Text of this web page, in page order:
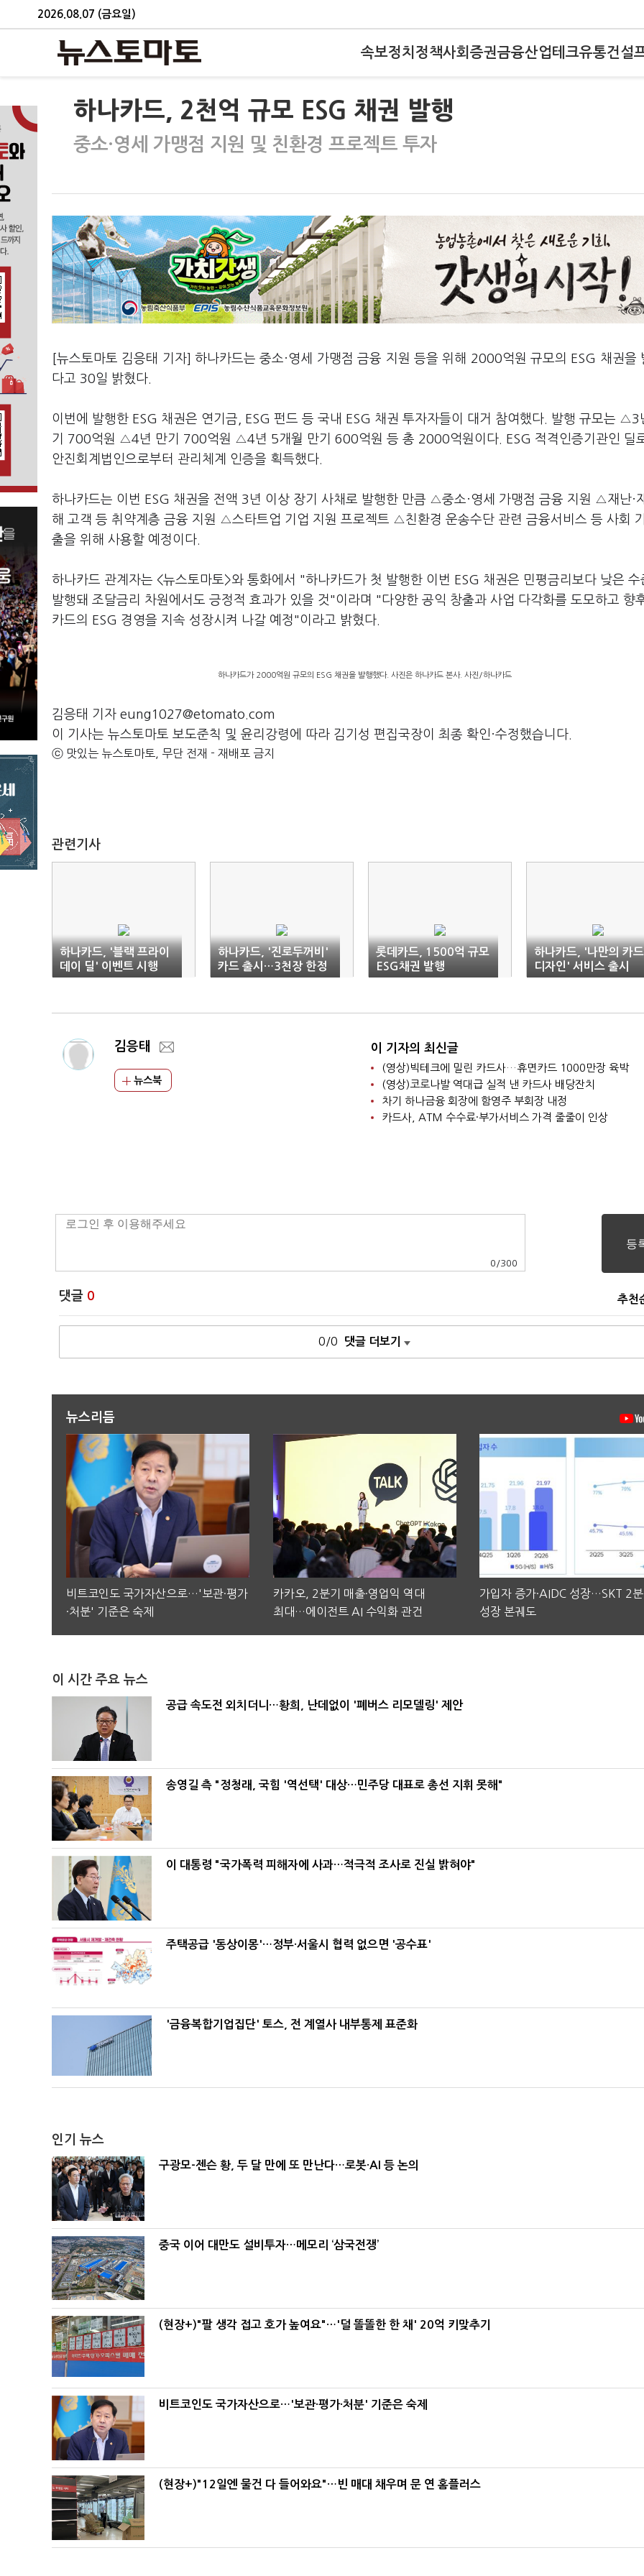
2026.08.07 (금요일)
속보정치 정책사회 증권금융산업테크유통건설
하나카드, 2천억 규모 ESG 채권 발행
중소·영세 가맹점 지원 및 친환경 프로젝트 투자
[뉴스토마토 김응태 기자] 하나카드는 중소·영세 가맹점 금융 지원 등을 위해 2000억원 규모의 ESG 채권을
다고 30일 밝혔다.
이번에 발행한 ESG 채권은 연기금, ESG 펀드 등 국내 ESG 채권 투자자들이 대거 참여했다. 발행 규모는 △3
기 700억원 △4년 만기 700억원 △4년 5개월 만기 600억원 등 총 2000억원이다. ESG 적격인증기관인 딜
안진회계법인으로부터 관리체계 인증을 획득했다.
하나카드는 이번 ESG 채권을 전액 3년 이상 장기 사채로 발행한 만큼 △중소·영세 가맹점 금융 지원 △재난·
해 고객 등 취약계층 금융 지원 △스타트업 기업 지원 프로젝트 △친환경 운송수단 관련 금융서비스 등 사회
출을 위해 사용할 예정이다.
하나카드 관계자는 <뉴스토마토>와 통화에서 "하나카드가 첫 발행한 이번 ESG 채권은 민평금리보다 낮은 수
발행돼 조달금리 차원에서도 긍정적 효과가 있을 것"이라며 "다양한 공익 창출과 사업 다각화를 도모하고 향
카드의 ESG 경영을 지속 성장시켜 나갈 예정"이라고 밝혔다.
하나카드가 2000억원 규모의 ESG 채권을 발행했다. 사진은 하나카드 본사. 사진/하나카드
김응태 기자 eung1027@etomato.com
이 기사는 뉴스토마토 보도준칙 및 윤리강령에 따라 김기성 편집국장이 최종 확인·수정했습니다.
ⓒ 맛있는 뉴스토마토, 무단 전재 - 재배포 금지
관련기사
하나카드, '블랙 프라이
데이 딜' 이벤트 시행
하나카드, '진로두꺼비'
카드 출시…3천장 한정
롯데카드, 1500억 규모
ESG채권 발행
하나카드, '나만의 카드
디자인' 서비스 출시
김응태
뉴스북
이 기자의 최신글
(영상)빅테크에 밀린 카드사…휴면카드 1000만장 육박
(영상)코로나발 역대급 실적 낸 카드사 배당잔치
차기 하나금융 회장에 함영주 부회장 내정
카드사, ATM 수수료·부가서비스 가격 줄줄이 인상
0 /300
댓글 0 추천
0/0 댓글 더보기
뉴스리듬
비트코인도 국가자산으로…'보관·평가
·처분' 기준은 숙제
카카오, 2분기 매출·영업익 역대
최대…에이전트 AI 수익화 관건
가입자 증가·AIDC 성장…SKT 2
성장 본궤도
이 시간 주요 뉴스
공급 속도전 외치더니…황희, 난데없이 '폐버스 리모델링' 제안
송영길 측 "정청래, 국힘 '역선택' 대상…민주당 대표로 총선 지휘 못해"
이 대통령 "국가폭력 피해자에 사과…적극적 조사로 진실 밝혀야"
주택공급 '동상이몽'…정부·서울시 협력 없으면 '공수표'
'금융복합기업집단' 토스, 전 계열사 내부통제 표준화
인기 뉴스
구광모-젠슨 황, 두 달 만에 또 만난다…로봇·AI 등 논의
중국 이어 대만도 설비투자…메모리 ‘삼국전쟁’
(현장+)"팔 생각 접고 호가 높여요"…'덜 똘똘한 한 채' 20억 키맞추기
비트코인도 국가자산으로…'보관·평가·처분' 기준은 숙제
(현장+)"12일엔 물건 다 들어와요"…빈 매대 채우며 문 연 홈플러스